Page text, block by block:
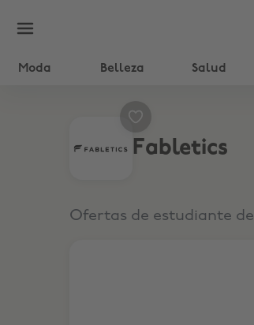
Moda Belleza Salud
Fabletics
Ofertas de estudiante de